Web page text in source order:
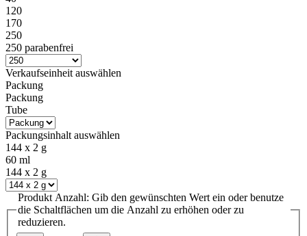
120
170
250
250 parabenfrei
Verkaufseinheit auswählen
Packung
Packung
Tube
Packungsinhalt auswählen
144 x 2 g
60 ml
144 x 2 g
Produkt Anzahl: Gib den gewünschten Wert ein oder benutze
die Schaltflächen um die Anzahl zu erhöhen oder zu
reduzieren.